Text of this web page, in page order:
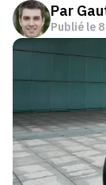
Par
Publié le